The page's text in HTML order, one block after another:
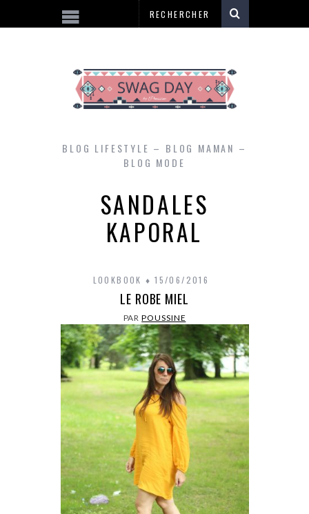
BLOG LIFESTYLE – BLOG MAMAN –
BLOG MODE
SANDALES
KAPORAL
LOOKBOOK 15/06/2016
LE ROBE MIEL
PARPOUSSINE